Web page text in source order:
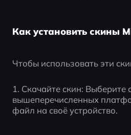
Как установить скины
Чтобы использовать эти
1. Скачайте скин: Выберите
вышеперечисленных
файл на своё устройство.